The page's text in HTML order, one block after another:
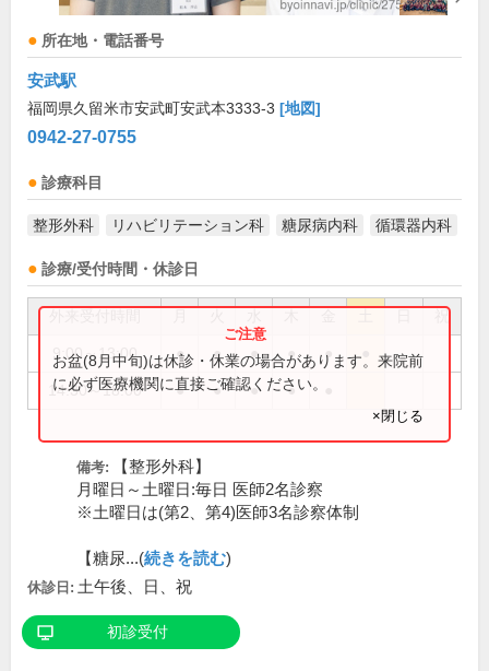
所在地・電話番号
安武駅
福岡県久留米市安武町安武本3333-3 [地図]
0942-27-0755
診療科目
整形外科 リハビリテーション科 糖尿病内科 循環器内科
診療/受付時間・休診日
祝
9:00～13:00 ● ● ● ● ●
14:30～18:00 ● ● ● ●
お盆(8月中旬)は休診・休業の場合があります。来院前
に必ず医療機関に直接ご確認ください。
×閉じる
備考:
【整形外科】
月曜日～土曜日:毎日 医師2名診察
※土曜日は(第2、第4)医師3名診察体制
【糖尿...(続きを読む)
休診日: 土午後、日、祝
初診受付